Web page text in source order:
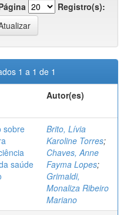
Registro(s):
1 a 1 de 1
Autor(es)
sobre
saúde
Brito, Lívia
Karoline Torres;
Chaves, Anne
Fayma Lopes;
Grimaldi,
Monaliza Ribeiro
Mariano